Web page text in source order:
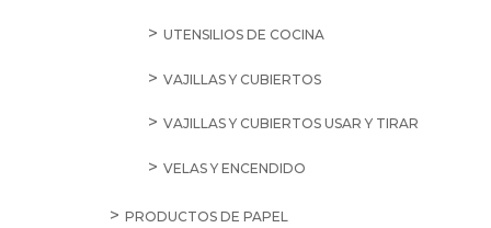
UTENSILIOS DE COCINA
VAJILLAS Y CUBIERTOS
VAJILLAS Y CUBIERTOS USAR Y TIRAR
VELAS Y ENCENDIDO
PRODUCTOS DE PAPEL